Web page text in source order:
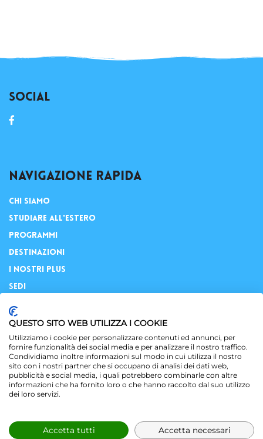
Social
Navigazione rapida
Chi Siamo
Studiare all'Estero
Programmi
Destinazioni
I Nostri Plus
Sedi
Privacy
Mappa Sito
Privacy Policy
© Powered byArea MediaWeb 2026P.Iva 02565690167
QUESTO SITO WEB UTILIZZA I COOKIE
Utilizziamo i cookie per personalizzare contenuti ed annunci, per
fornire funzionalità dei social media e per analizzare il nostro traffico.
Condividiamo inoltre informazioni sul modo in cui utilizza il nostro
sito con i nostri partner che si occupano di analisi dei dati web,
pubblicità e social media, i quali potrebbero combinarle con altre
informazioni che ha fornito loro o che hanno raccolto dal suo utilizzo
dei loro servizi.
Accetta tutti Accetta necessari